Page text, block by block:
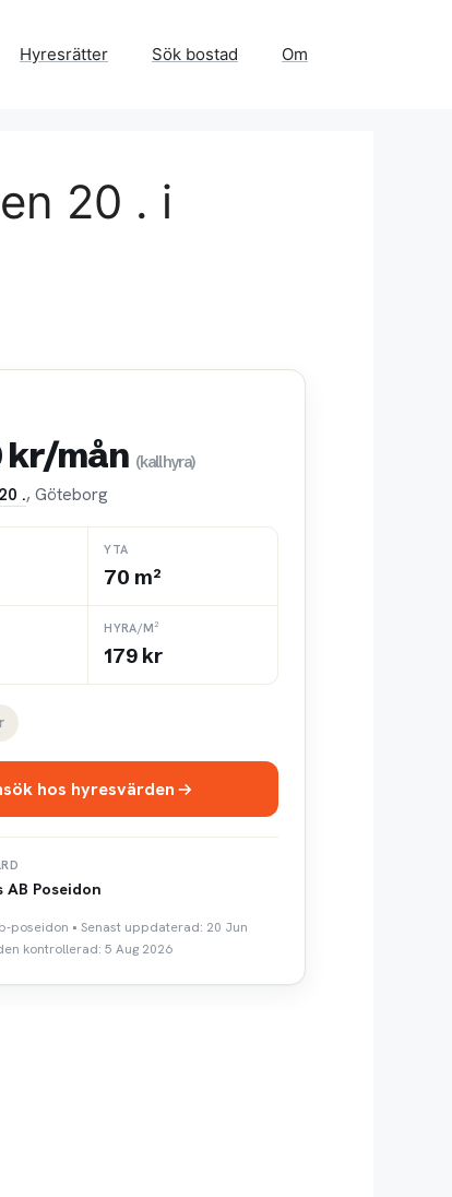
Hyresrätter Sök bostad Om
20 . i
kr/mån (kallhyra)
., Göteborg
YTA
70 m²
HYRA/M²
179 kr
hos hyresvärden
AB Poseidon
poseidon • Senast uppdaterad: 20 Jun
kontrollerad: 5 Aug 2026